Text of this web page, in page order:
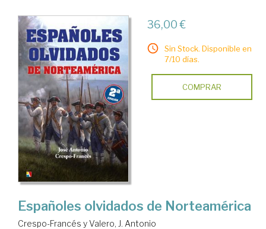
36,00 €
Sin Stock. Disponible en
7/10 días.
COMPRAR
Españoles olvidados de Norteamérica
Crespo-Francés y Valero, J. Antonio